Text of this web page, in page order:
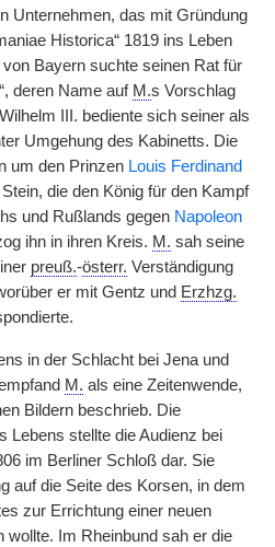
Unternehmen, das mit Gründung
Historica“ 1819 ins Leben
Bayern suchte seinen Rat für
deren Name auf M.s Vorschlag
III. bediente sich seiner als
Umgehung des Kabinetts. Die
um den Prinzen Louis Ferdinand
die den König für den Kampf
und Rußlands gegen Napoleon
ihn in ihren Kreis. M. sah seine
preuß.-österr. Verständigung
er mit Gentz und Erzhzg.
in der Schlacht bei Jena und
M. als eine Zeitenwende,
Bildern beschrieb. Die
Lebens stellte die Audienz bei
im Berliner Schloß dar. Sie
auf die Seite des Korsen, in dem
zur Errichtung einer neuen
wollte. Im Rheinbund sah er die